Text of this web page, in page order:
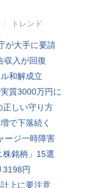
トレンド
が大手に要請
収入が回復
和解成立
質3000万円に
正しい守り方
で下落続く
ージ一時障害
株銘柄」15選
3198円
上に要注意